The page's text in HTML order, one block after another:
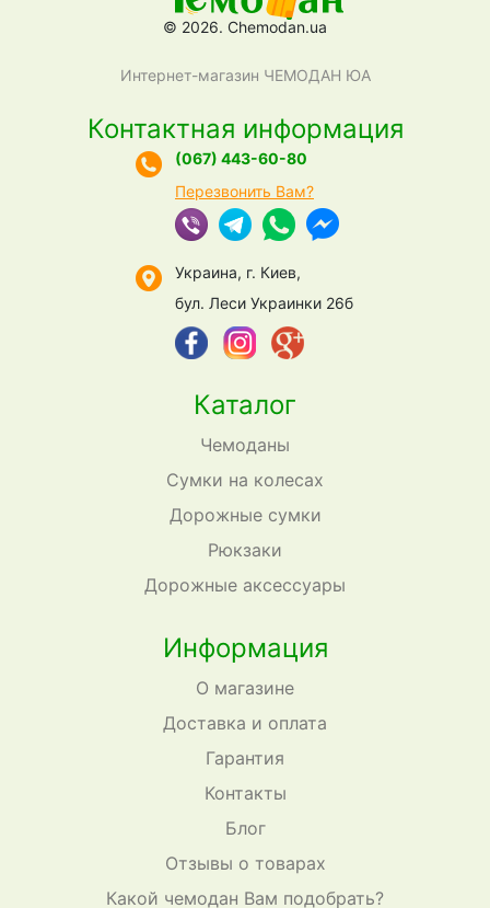
© 2026. Chemodan.ua
Интернет-магазин ЧЕМОДАН ЮА
Каталог
Чемоданы
Сумки на колесах
Дорожные сумки
Рюкзаки
Дорожные аксессуары
Информация
О магазине
Доставка и оплата
Гарантия
Контакты
Блог
Отзывы о товарах
Какой чемодан Вам подобрать?
Контактная информация
(067) 443-60-80
Перезвонить Вам?
Украина, г. Киев,
бул. Леси Украинки 26б